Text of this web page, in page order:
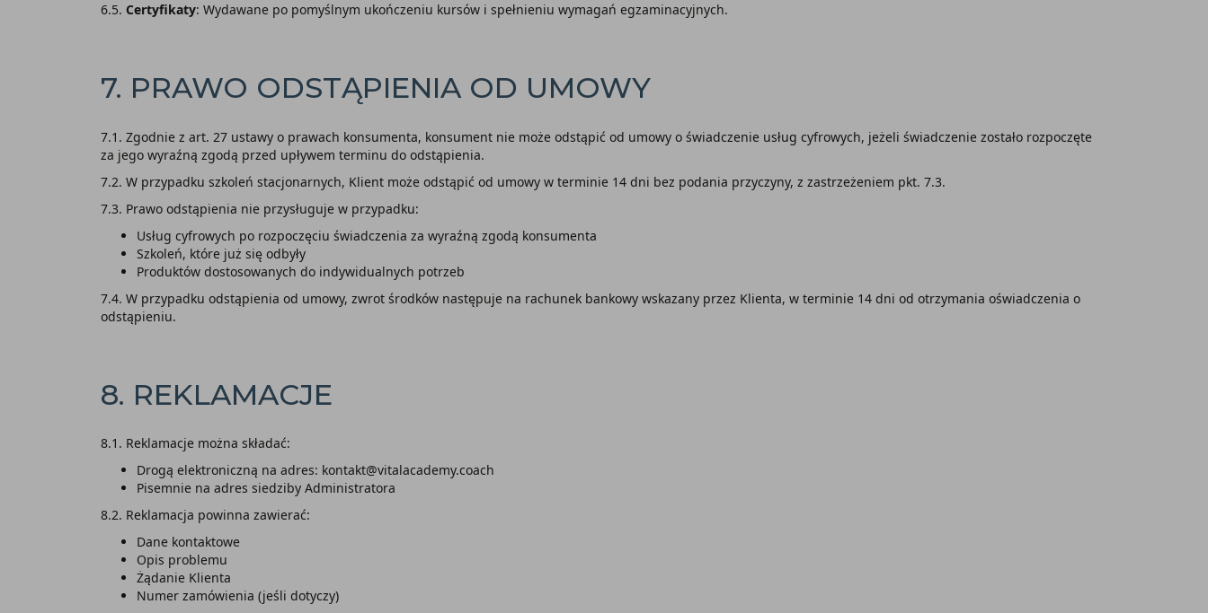
6.5. Certyfikaty: Wydawane po pomyślnym ukończeniu kursów i spełnieniu wymagań egzaminacyjnych.
7. PRAWO ODSTĄPIENIA OD UMOWY
7.1. Zgodnie z art. 27 ustawy o prawach konsumenta, konsument nie może odstąpić od umowy o świadczenie usług cyfrowych, jeżeli świadczenie zostało rozpoczęte
za jego wyraźną zgodą przed upływem terminu do odstąpienia.
7.2. W przypadku szkoleń stacjonarnych, Klient może odstąpić od umowy w terminie 14 dni bez podania przyczyny, z zastrzeżeniem pkt. 7.3.
7.3. Prawo odstąpienia nie przysługuje w przypadku:
Usług cyfrowych po rozpoczęciu świadczenia za wyraźną zgodą konsumenta
Szkoleń, które już się odbyły
Produktów dostosowanych do indywidualnych potrzeb
7.4. W przypadku odstąpienia od umowy, zwrot środków następuje na rachunek bankowy wskazany przez Klienta, w terminie 14 dni od otrzymania oświadczenia o
odstąpieniu.
8. REKLAMACJE
8.1. Reklamacje można składać:
Drogą elektroniczną na adres: kontakt@vitalacademy.coach
Pisemnie na adres siedziby Administratora
8.2. Reklamacja powinna zawierać:
Dane kontaktowe
Opis problemu
Żądanie Klienta
Numer zamówienia (jeśli dotyczy)